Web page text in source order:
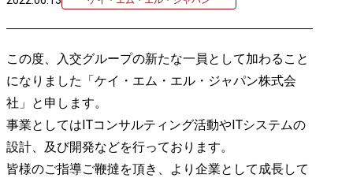
この度、入交グループの新たな一員として加わること
になりました「ケイ・エム・エル・ジャパン株式会
社」と申します。
事業としてはITコンサルティング活動やITシステムの
設計、及び開発などを行っております。
皆様のご指導ご鞭撻を頂き、より企業として成長して